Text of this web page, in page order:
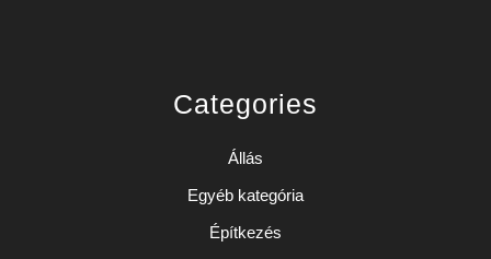
Categories
Állás
Egyéb kategória
Építkezés